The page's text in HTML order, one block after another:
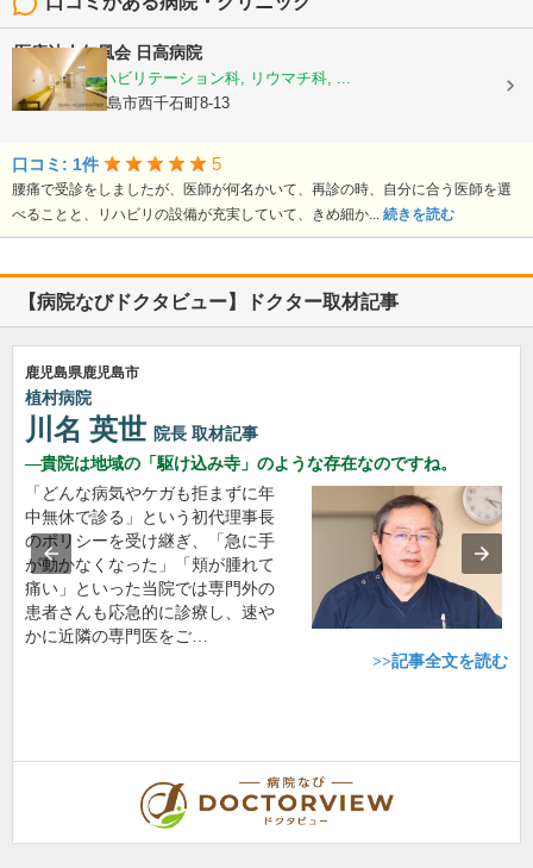
医療法人仁風会 日高病院
整形外科, リハビリテーション科, リウマチ科, ...
鹿児島県鹿児島市西千石町8-13
口コミ: 1件 5
腰痛で受診をしましたが、医師が何名かいて、再診の時、自分に合う医師を選
べることと、リハビリの設備が充実していて、きめ細か... 続きを読む
【病院なびドクタビュー】ドクター取材記事
鹿児島県鹿児島市
植村病院
川名 英世 院長 取材記事
貴院は地域の「駆け込み寺」のような存在なのですね。
「どんな病気やケガも拒まずに年
中無休で診る」という初代理事長
のポリシーを受け継ぎ、「急に手
が動かなくなった」「頬が腫れて
痛い」といった当院では専門外の
患者さんも応急的に診療し、速や
かに近隣の専門医をご…
>>記事全文を読む